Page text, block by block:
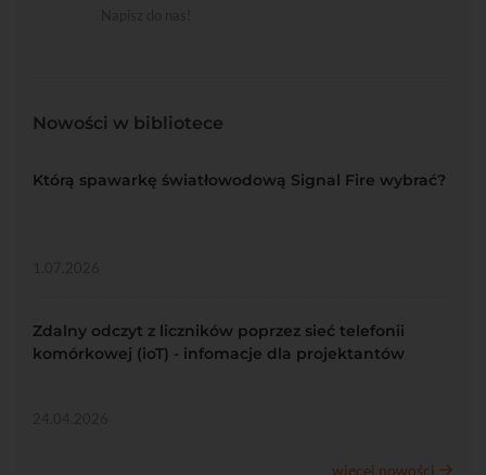
Nowości w bibliotece
Którą spawarkę światłowodową Signal Fire wybrać?
Zdalny odczyt z liczników poprzez sieć telefonii
komórkowej (ioT) - infomacje dla projektantów
więcej nowości